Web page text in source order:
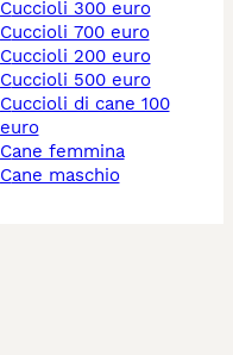
cuccioli 300 euro
cuccioli 700 euro
cuccioli 200 euro
cuccioli 500 euro
cuccioli di cane 100
euro
cane femmina
cane maschio